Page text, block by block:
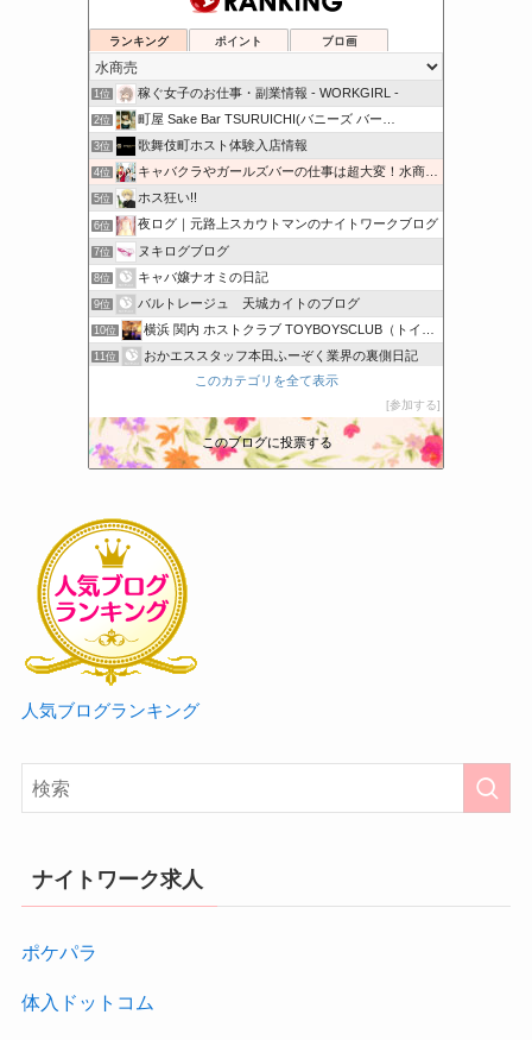
ランキング ポイント ブロ画
1位 稼ぐ女子のお仕事・副業情報 - WORKGIRL -
2位 町屋 Sake Bar TSURUICHI(バニーズ バー…
3位 歌舞伎町ホスト体験入店情報
4位 キャバクラやガールズバーの仕事は超大変！水商売の本音のブログ
5位 ホス狂い!!
6位 夜ログ｜元路上スカウトマンのナイトワークブログ
7位 ヌキログブログ
8位 キャバ嬢ナオミの日記
9位 バルトレージュ 天城カイトのブログ
10位 横浜 関内 ホストクラブ TOYBOYSCLUB（トイボー…
11位 おかエススタッフ本田ふーぞく業界の裏側日記
都内キャバクラ求人『きゃばくら派遣.com』
14位 めぐ の つづき
15位 32歳独身、彼氏なし、アスペ崖っぷちキャバ嬢
このカテゴリを全て表示
参加する
このブログに投票する
人気ブログランキング
ナイトワーク求人
ポケパラ
体入ドットコム